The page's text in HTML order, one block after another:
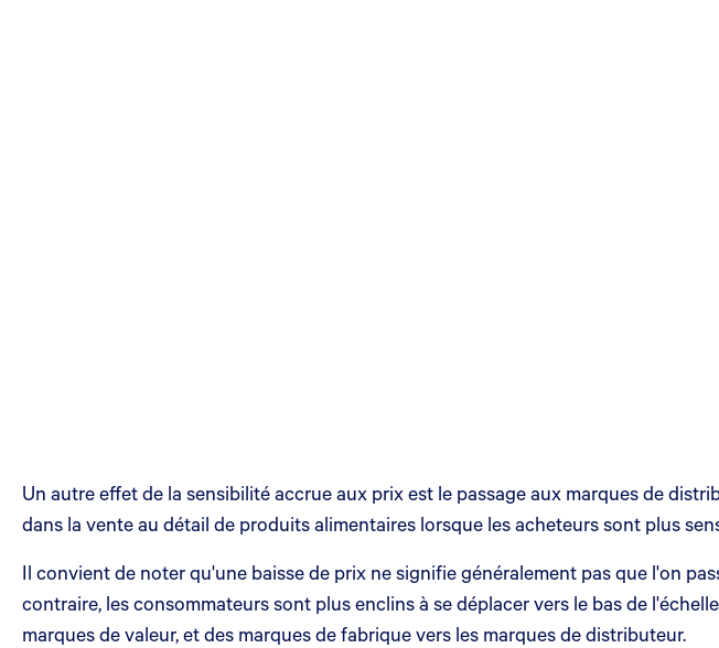
Un autre effet de la sensibilité accrue aux prix est le passage aux marques de
dans la vente au détail de produits alimentaires lorsque les acheteurs sont plus
Il convient de noter qu'une baisse de prix ne signifie généralement pas que l'on
contraire, les consommateurs sont plus enclins à se déplacer vers le bas de
marques de valeur, et des marques de fabrique vers les marques de distributeur.